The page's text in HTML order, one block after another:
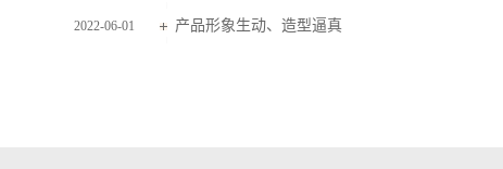
2022-06-01 产品形象生动、造型逼真